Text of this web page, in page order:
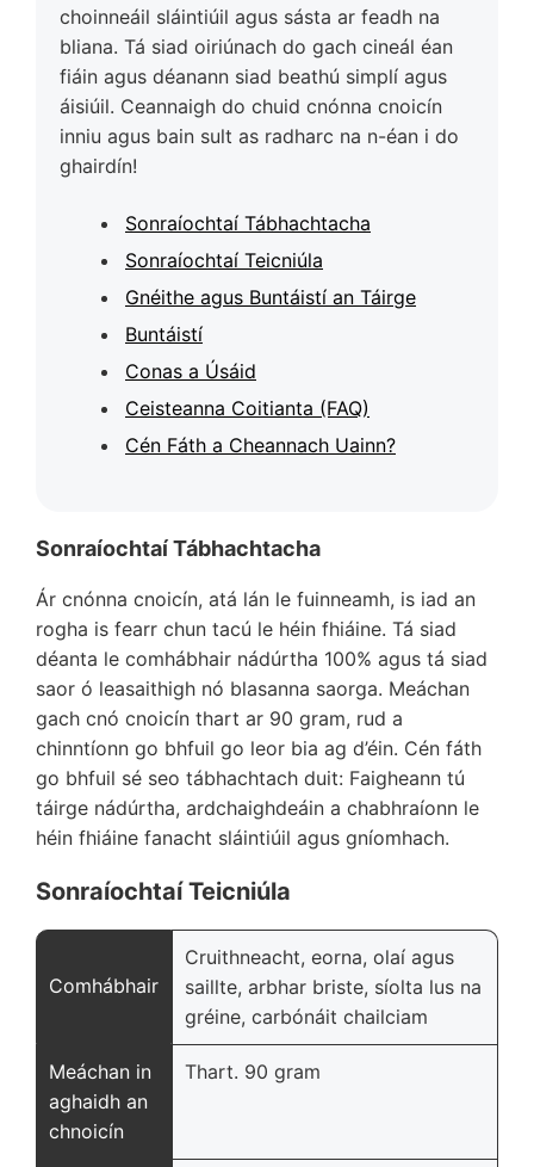
choinneáil sláintiúil agus sásta ar feadh na
bliana. Tá siad oiriúnach do gach cineál éan
fiáin agus déanann siad beathú simplí agus
áisiúil. Ceannaigh do chuid cnónna cnoicín
inniu agus bain sult as radharc na n-éan i do
ghairdín!
Sonraíochtaí Tábhachtacha
Sonraíochtaí Teicniúla
Gnéithe agus Buntáistí an Táirge
Buntáistí
Conas a Úsáid
Ceisteanna Coitianta (FAQ)
Cén Fáth a Cheannach Uainn?
Sonraíochtaí Tábhachtacha
Ár cnónna cnoicín, atá lán le fuinneamh, is iad an
rogha is fearr chun tacú le héin fhiáine. Tá siad
déanta le comhábhair nádúrtha 100% agus tá siad
saor ó leasaithigh nó blasanna saorga. Meáchan
gach cnó cnoicín thart ar 90 gram, rud a
chinntíonn go bhfuil go leor bia ag d’éin. Cén fáth
go bhfuil sé seo tábhachtach duit: Faigheann tú
táirge nádúrtha, ardchaighdeáin a chabhraíonn le
héin fhiáine fanacht sláintiúil agus gníomhach.
Sonraíochtaí Teicniúla
Comhábhair
Cruithneacht, eorna, olaí agus
saillte, arbhar briste, síolta lus na
gréine, carbónáit chailciam
Meáchan in
aghaidh an
chnoicín
Thart. 90 gram